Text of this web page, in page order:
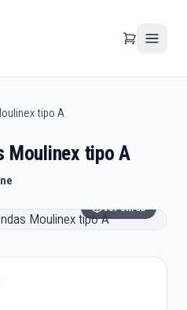
tipo A
Moulinex tipo A
Ver em 3D